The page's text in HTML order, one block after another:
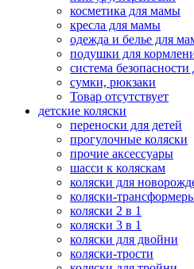
косметика для мамы
кресла для мамы
одежда и белье для
подушки для
система безопасности
сумки, рюкзаки
Товар отсутствует
детские коляски
переноски для детей
прогулочные коляски
прочие аксессуары
шасси к коляскам
коляски для
коляски-
коляски 2 в 1
коляски 3 в 1
коляски для двойни
коляски-трости